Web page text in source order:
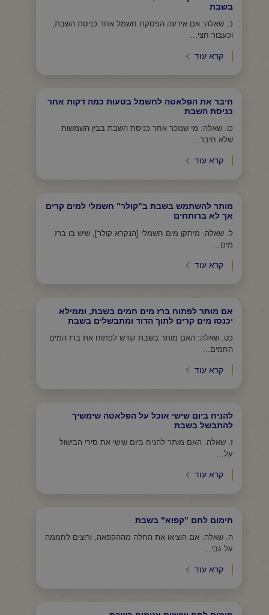
בשבת
כ. שאלה: אם אירעה הפסקת חשמל אחר כניסת השבת,
וכעבור חצי...
קרא עוד
חיבר את הפלאטה לחשמל בטעות כמה דקות אחר
כניסת השבת
כו. שאלה: מי שנזכר אחר כניסת השבת בבין השמשות
שלא חיבר...
קרא עוד
מותר להשתמש בשבת ב"קולר" חשמלי למים קרים
אך לא ברותחים
ל. שאלה: מיתקן מים חשמלי [הנקרא קולר], שיש בו ברז
מים...
קרא עוד
אם מותר לפתוח ברז מים חמים בשבת, וממילא
יכנסו מים קרים לתוך הדוד ומתבשלים בשבת
כט. שאלה: האם מותר בשבת קודש לפתוח את ברז המים
החמים...
קרא עוד
להניח ביום שישי אוכל על הפלאטה שימשיך
להתבשל בשבת
ז. שאלה: האם מותר להניח ביום שישי את סירי הבישול
על...
קרא עוד
חימום לחם "קפוא" בשבת
ה. שאלה: אם הוציאו את החלה מההקפאה, ורוצים לחממה
על גבי...
קרא עוד